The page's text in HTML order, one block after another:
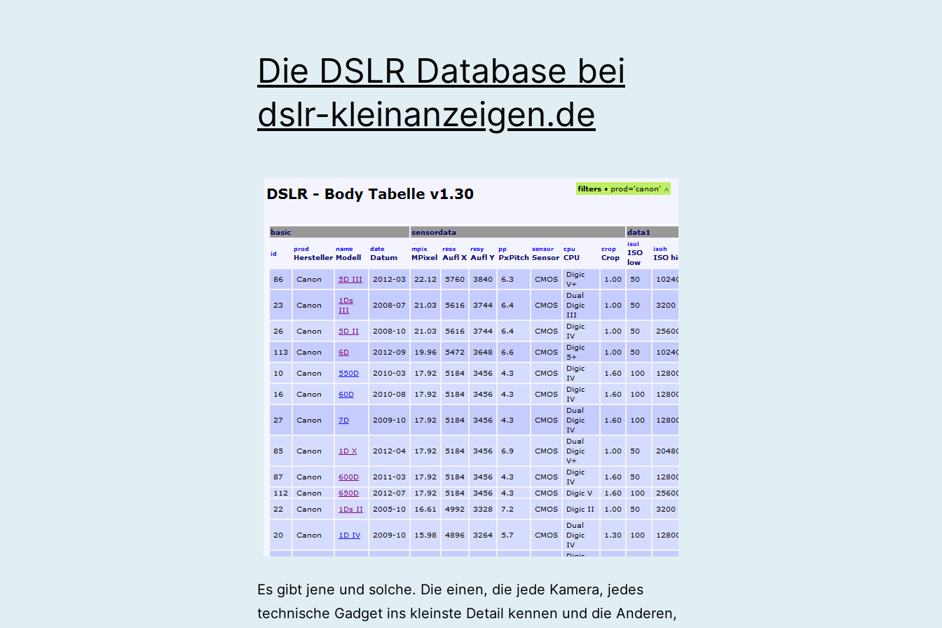
Die DSLR Database bei
dslr-kleinanzeigen.de
Es gibt jene und solche. Die einen, die jede Kamera, jedes
technische Gadget ins kleinste Detail kennen und die Anderen,